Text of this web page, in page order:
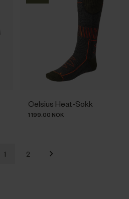
Celsius Heat-Sokk
1 199.00 NOK
1 2